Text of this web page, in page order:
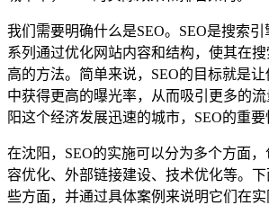
我们需要明确什么是SEO。SEO是搜索
系列通过优化网站内容和结构，使其在
高的方法。简单来说，SEO的目标就是
中获得更高的曝光率，从而吸引更多的
阳这个经济发展迅速的城市，SEO的重要
在沈阳，SEO的实施可以分为多个方面
容优化、外部链接建设、技术优化等。
些方面，并通过具体案例来说明它们在实